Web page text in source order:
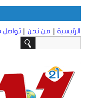
الرئيسية | من نحن | تواصل